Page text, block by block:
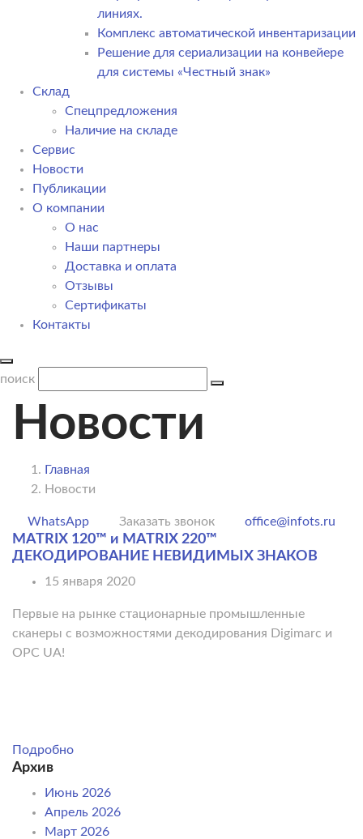
линиях.
Комплекс автоматической инвентаризации
Решение для сериализации на конвейере
для системы «Честный знак»
Склад
Спецпредложения
Наличие на складе
Сервис
Новости
Публикации
О компании
О нас
Наши партнеры
Доставка и оплата
Отзывы
Сертификаты
Контакты
поиск
Новости
Главная
Новости
WhatsApp Заказать звонок office@infots.ru
MATRIX 120™ и MATRIX 220™
ДЕКОДИРОВАНИЕ НЕВИДИМЫХ ЗНАКОВ
15 января 2020
Первые на рынке стационарные промышленные
сканеры с возможностями декодирования Digimarc и
OPC UA!
Подробно
Архив
Июнь 2026
Апрель 2026
Март 2026